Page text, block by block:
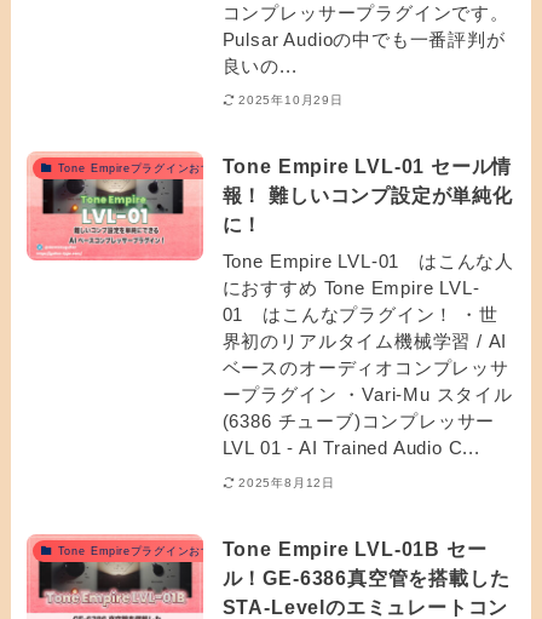
コンプレッサープラグインです。
Pulsar Audioの中でも一番評判が
良いの...
2025年10月29日
Tone EmpireプラグインおすすめTone Empire LVL-01 セール情
報！ 難しいコンプ設定が単純化
に！
Tone Empire LVL-01 はこんな人
におすすめ Tone Empire LVL-
01 はこんなプラグイン！ ・世
界初のリアルタイム機械学習 / AI
ベースのオーディオコンプレッサ
ープラグイン ・Vari-Mu スタイル
(6386 チューブ)コンプレッサー
LVL 01 - AI Trained Audio C...
2025年8月12日
Tone EmpireプラグインおすすめTone Empire LVL-01B セー
ル！GE-6386真空管を搭載した
STA-Levelのエミュレートコン